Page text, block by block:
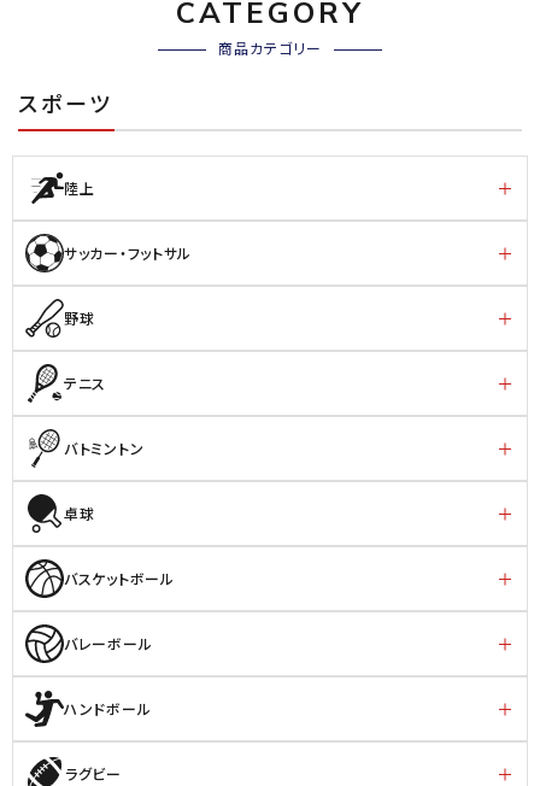
CATEGORY
商品カテゴリー
スポーツ
陸上
サッカー・フットサル
野球
テニス
バトミントン
卓球
バスケットボール
バレーボール
ハンドボール
ラグビー